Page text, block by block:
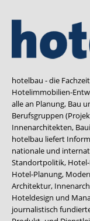
hotelbau - die
Hotelimmobilien-
alle an Planung, Bau
Berufsgruppen
Innenarchitekten,
hotelbau liefert
nationale und
Standortpolitik,
Hotel-Planung,
Architektur,
Hoteldesign und
journalistisch